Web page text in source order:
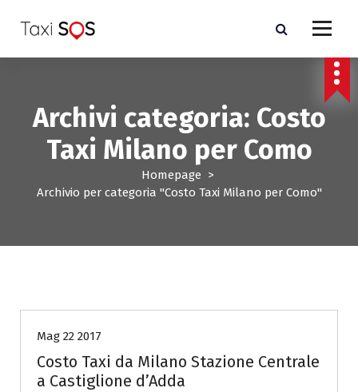
a
Archivi categoria: Costo
Taxi Milano per Como
Homepage >
Archivio per categoria "Costo Taxi Milano per Como"
Mag 22 2017
Costo Taxi da Milano Stazione Centrale
a Castiglione d’Adda